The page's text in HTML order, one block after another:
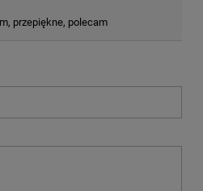
przepiękne, polecam